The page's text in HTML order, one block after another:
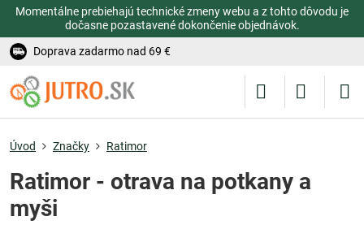
Momentálne prebiehajú technické zmeny webu a z tohto dôvodu je
dočasne pozastavené dokončenie objednávok.
Doprava zadarmo nad 69 €
Úvod Značky Ratimor
Ratimor - otrava na potkany a
myši